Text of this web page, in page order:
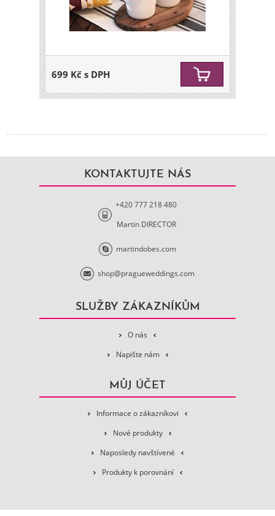
699 Kč s DPH
KONTAKTUJTE NÁS
+420 777 218 480
Martin DIRECTOR
martindobes.com
shop@pragueweddings.com
SLUŽBY ZÁKAZNÍKŮM
O nás
Napište nám
MŮJ ÚČET
Informace o zákazníkovi
Nové produkty
Naposledy navštívené
Produkty k porovnání